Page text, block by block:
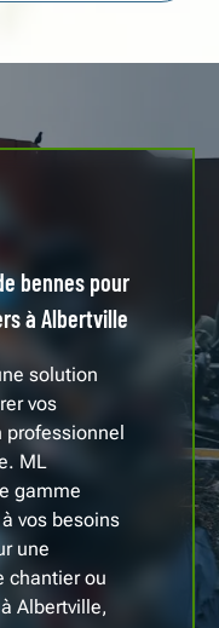
bennes pour
à Albertville
solution
vos
professionnel
ML
gamme
vos besoins
une
chantier ou
Albertville,